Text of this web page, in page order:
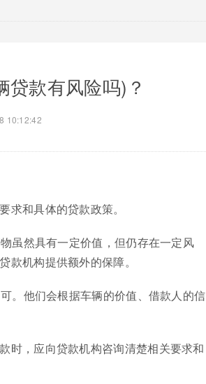
款有风险吗)？
10:12:42
和具体的贷款政策。
虽然具有一定价值，但仍存在一定风
款机构提供额外的保障。
。他们会根据车辆的价值、借款人的信
时，应向贷款机构咨询清楚相关要求和